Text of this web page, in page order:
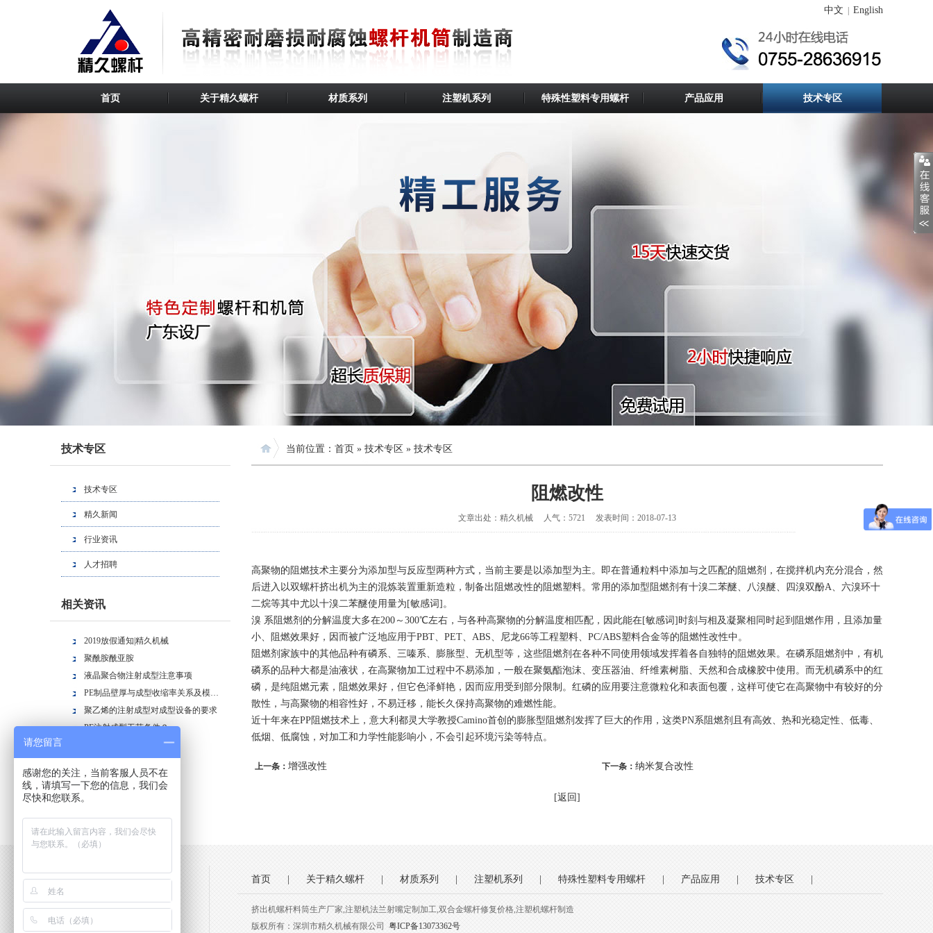
中文 English
首页 关于精久螺杆 材质系列 注塑机系列 特殊性塑料专用螺杆 产品应用 技术专区
技术专区
技术专区
精久新闻
行业资讯
人才招聘
相关资讯
2019放假通知|精久机械
聚酰胺酰亚胺
液晶聚合物注射成型注意事项
PE制品壁厚与成型收缩率关系及模具结构
聚乙烯的注射成型对成型设备的要求
PE注射成型工艺条件？
聚酰胺塑料？？？
当前位置： 首页 » 技术专区 » 技术专区
阻燃改性
文章出处：精久机械 人气：5721 发表时间：2018-07-13
高聚物的阻燃技术主要分为添加型与反应型两种方式，当前主要是以添加型为主。即在普通粒料中添加与之匹配的阻燃剂，在搅拌机内充分混合，然
后进入以双螺杆挤出机为主的混炼装置重新造粒，制备出阻燃改性的阻燃塑料。常用的添加型阻燃剂有十溴二苯醚、八溴醚、四溴双酚A、六溴环十
二烷等其中尤以十溴二苯醚使用量为[敏感词]。
溴 系阻燃剂的分解温度大多在200～300℃左右，与各种高聚物的分解温度相匹配，因此能在[敏感词]时刻与相及凝聚相同时起到阻燃作用，且添加量
小、阻燃效果好，因而被广泛地应用于PBT、PET、ABS、尼龙66等工程塑料、PC/ABS塑料合金等的阻燃性改性中。
阻燃剂家族中的其他品种有磷系、三嗪系、膨胀型、无机型等，这些阻燃剂在各种不同使用领域发挥着各自独特的阻燃效果。在磷系阻燃剂中，有机
磷系的品种大都是油液状，在高聚物加工过程中不易添加，一般在聚氨酯泡沫、变压器油、纤维素树脂、天然和合成橡胶中使用。而无机磷系中的红
磷，是纯阻燃元素，阻燃效果好，但它色泽鲜艳，因而应用受到部分限制。红磷的应用要注意微粒化和表面包覆，这样可使它在高聚物中有较好的分
散性，与高聚物的相容性好，不易迁移，能长久保持高聚物的难燃性能。
近十年来在PP阻燃技术上，意大利都灵大学教授Camino首创的膨胀型阻燃剂发挥了巨大的作用，这类PN系阻燃剂且有高效、热和光稳定性、低毒、
低烟、低腐蚀，对加工和力学性能影响小，不会引起环境污染等特点。
上一条： 增强改性 下一条： 纳米复合改性
[返回]
首页 关于精久螺杆 材质系列 注塑机系列 特殊性塑料专用螺杆 产品应用 技术专区
挤出机螺杆料筒生产厂家,注塑机法兰射嘴定制加工,双合金螺杆修复价格,注塑机螺杆制造
版权所有：深圳市精久机械有限公司 粤ICP备13073362号
请您留言
感谢您的关注，当前客服人员不在
线，请填写一下您的信息，我们会
尽快和您联系。